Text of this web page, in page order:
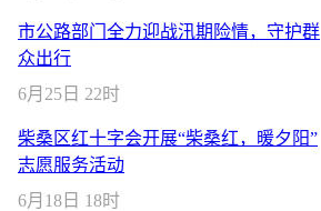
市公路部门全力迎战汛期险情，守护群
众出行
6月25日 22时
柴桑区红十字会开展“柴桑红，暖夕阳”
志愿服务活动
6月18日 18时